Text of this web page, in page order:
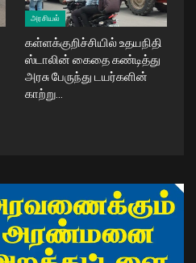
அரசியல்
கள்ளக்குறிச்சியில் உதயநிதி
ஸ்டாலின் கைதை கண்டித்து
அரசு பேருந்து டயர்களின்
காற்று…